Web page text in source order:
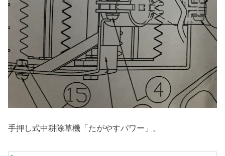
手押し式中耕除草機「たがやすパワー」。